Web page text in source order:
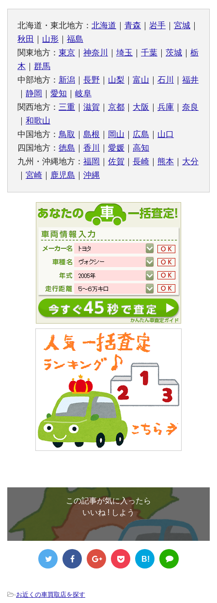
北海道・東北地方： 北海道 ｜ 青森 ｜ 岩手 ｜ 宮城 ｜
秋田
｜ 山形 ｜ 福島
関東地方： 東京 ｜ 神奈川 ｜ 埼玉 ｜ 千葉 ｜ 茨城 ｜ 栃
木 ｜ 群馬
中部地方： 新潟 ｜ 長野 ｜ 山梨 ｜ 富山 ｜ 石川 ｜ 福井
｜ 静岡 ｜ 愛知 ｜ 岐阜
関西地方： 三重 ｜ 滋賀 ｜ 京都 ｜ 大阪 ｜ 兵庫 ｜ 奈良
｜ 和歌山
中国地方： 鳥取 ｜ 島根 ｜ 岡山 ｜ 広島 ｜ 山口
四国地方： 徳島 ｜ 香川 ｜ 愛媛 ｜ 高知
九州・沖縄地方： 福岡 ｜ 佐賀 ｜ 長崎 ｜ 熊本 ｜ 大分
｜ 宮崎 ｜ 鹿児島 ｜ 沖縄
この記事が気に入ったら
いいね ! しよう
B!
-お近くの車買取店を探す